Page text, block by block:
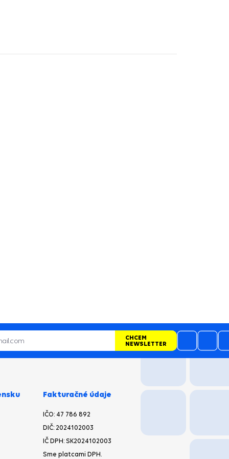
CHCEM
NEWSLETTER
Fakturačné údaje
IČO: 47 786 892
DIČ: 2024102003
IČ DPH: SK2024102003
Sme platcami DPH.